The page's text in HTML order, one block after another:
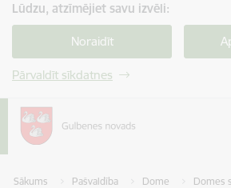
Lūdzu, atzīmējiet savu izvēli:
Noraidīt
Pārvaldīt sīkdatnes
Sākums Pašvaldība Dome Domes